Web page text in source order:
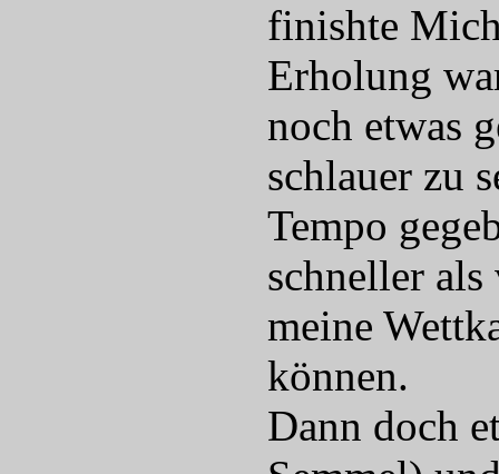
finishte
Erholung
noch etwas
schlauer zu
Tempo
schneller
meine
können.
Dann doch